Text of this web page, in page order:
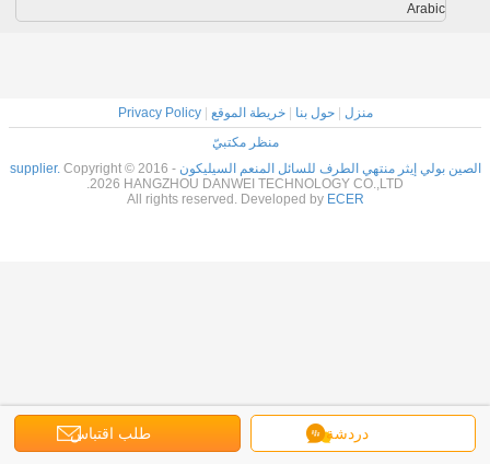
دردشة طلب اقتباس
Arabic
منزل |حول بنا |خريطة الموقع |
Privacy Policy
منظر مكتبيّ
الصين بولي إيثر منتهي الطرف للسائل المنعم السيليكون supplier.Copyright © 2016 -
2026 HANGZHOU DANWEI TECHNOLOGY CO.,LTD.
All rights reserved. Developed by ECER